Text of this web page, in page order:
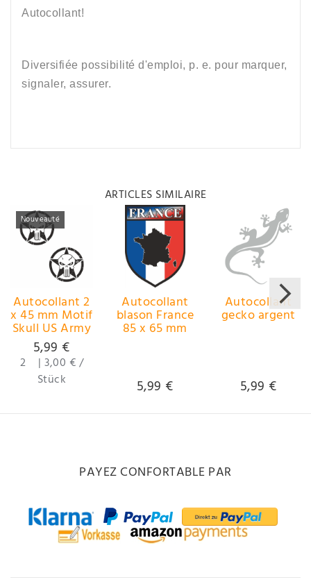
Autocollant!
Diversifiée possibilité d'emploi, p. e. pour marquer,
signaler, assurer.
ARTICLES SIMILAIRE
Nouveauté
Autocollant 2
x 45 mm Motif
Skull US Army
5,99 €
2 | 3,00 € /
Stück
Autocollant
blason France
85 x 65 mm
5,99 €
Autocollant
gecko argent
5,99 €
PAYEZ CONFORTABLE PAR